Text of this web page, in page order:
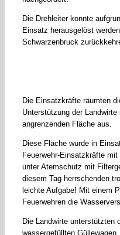
Die Drehleiter konnte
Einsatz herausgelöst
Schwarzenbruck
Die Einsatzkräfte räumten
Unterstützung der
angrenzenden Fläche aus.
Diese Fläche wurde in
Feuerwehr-Einsatzkräfte
unter Atemschutz mit
diesem Tag herrschenden
leichte Aufgabe! Mit einem
Feuerwehren die
Die Landwirte unterstützten
wassergefüllten